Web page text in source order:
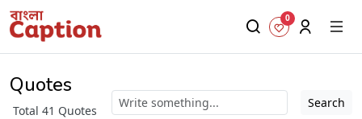
0
Quotes
Total 41 Quotes
Search